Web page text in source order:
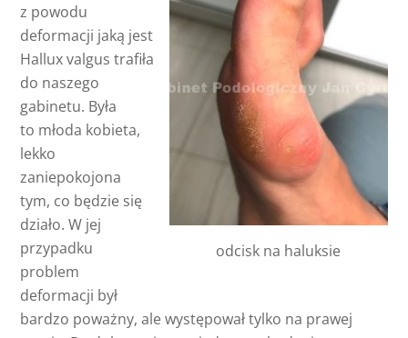
odcisk na haluksie
z powodu
deformacji jaką jest
Hallux valgus trafiła
do naszego
gabinetu. Była
to młoda kobieta,
lekko
zaniepokojona
tym, co będzie się
działo. W jej
przypadku
problem
deformacji był
bardzo poważny, ale występował tylko na prawej